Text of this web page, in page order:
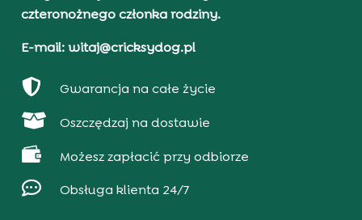
czteronożnego członka rodziny.
E-mail: witaj@cricksydog.pl
 Gwarancja na całe życie
 Oszczędzaj na dostawie
 Możesz zapłacić przy odbiorze
 Obsługa klienta 24/7